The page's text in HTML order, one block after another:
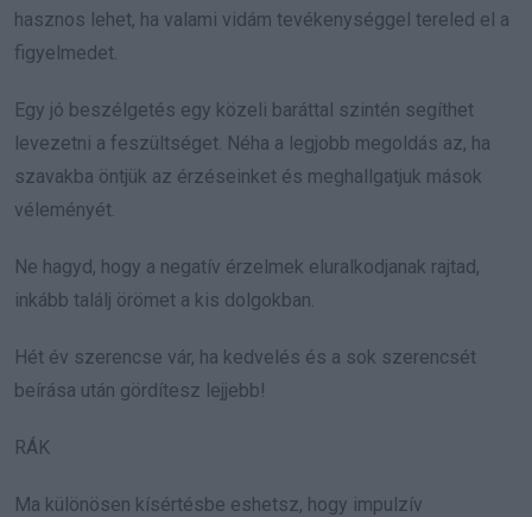
hasznos lehet, ha valami vidám tevékenységgel tereled el a
figyelmedet.
Egy jó beszélgetés egy közeli baráttal szintén segíthet
levezetni a feszültséget. Néha a legjobb megoldás az, ha
szavakba öntjük az érzéseinket és meghallgatjuk mások
véleményét.
Ne hagyd, hogy a negatív érzelmek eluralkodjanak rajtad,
inkább találj örömet a kis dolgokban.
Hét év szerencse vár, ha kedvelés és a sok szerencsét
beírása után gördítesz lejjebb!
RÁK
Ma különösen kísértésbe eshetsz, hogy impulzív